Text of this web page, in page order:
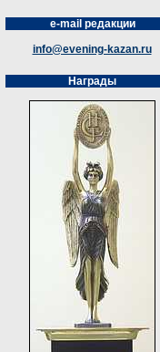
e-mail редакции
info@evening-kazan.ru
Награды